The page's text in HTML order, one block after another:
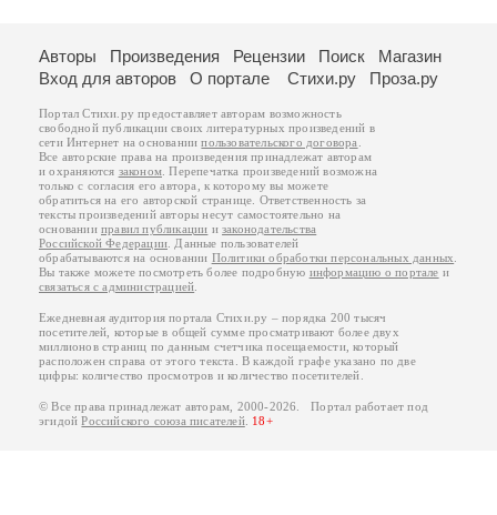
Авторы Произведения Рецензии Поиск
Магазин
Вход для авторов
О портале Стихи.ру Проза.ру
Портал Стихи.ру предоставляет авторам возможность
свободной публикации своих литературных произведений в
сети Интернет на основаниипользовательского договора
Все авторские права на произведения принадлежат авторам
и охраняются законом . Перепечатка произведений возможна
только с согласия его автора, к которому вы можете
обратиться на его авторской странице. Ответственность за
тексты произведений авторы несут самостоятельно на
основанииправил публикации изаконодательства
Российской Федерации . Данные пользователей
обрабатываются на основании Политики обработки персональных данных
Вы также можете посмотреть более подробную информацию о портале и
связаться с администрацией
Ежедневная аудитория портала Стихи.ру – порядка 200 тысяч
посетителей, которые в общей сумме просматривают более двух
миллионов страниц по данным счетчика посещаемости, который
расположен справа от этого текста. В каждой графе указано по две
цифры: количество просмотров и количество посетителей.
© Все права принадлежат авторам, 2000-2026. Портал работает под
эгидойРоссийского союза писателей. 18+